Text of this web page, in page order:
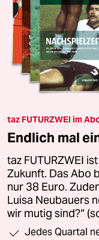
taz FUTURZWEI im
Endlich mal
taz FUTURZWEI
Zukunft. Das Abo
nur 38 Euro.
Luisa Neubauers
wir mutig sind?“
Jedes Quartal